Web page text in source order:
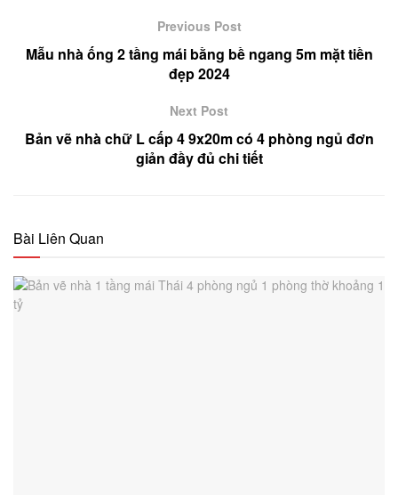
Previous Post
Mẫu nhà ống 2 tầng mái bằng bề ngang 5m mặt tiền
đẹp 2024
Next Post
Bản vẽ nhà chữ L cấp 4 9x20m có 4 phòng ngủ đơn
giản đầy đủ chi tiết
Bài Liên Quan